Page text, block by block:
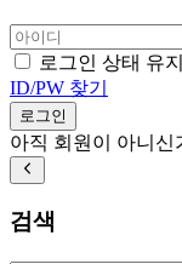
로그인 상태 유지
ID/PW 찾기
로그인
아직 회원이 아니신
검색